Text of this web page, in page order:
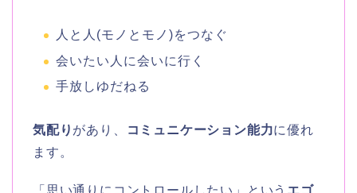
人と人(モノとモノ)をつなぐ
会いたい人に会いに行く
手放しゆだねる
気配り があり、 コミュニケーション能力に優れ
ます。
「思い通りにコントロールしたい」という エゴ